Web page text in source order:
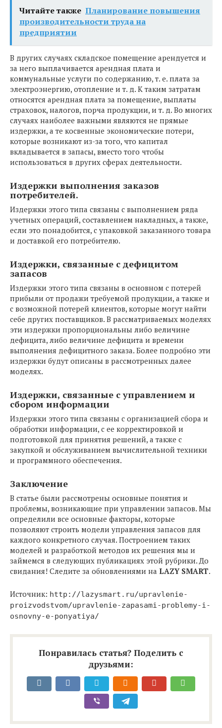
Читайте также Планирование повышения
производительности труда на
предприятии
В других случаях складское помещение арендуется и
за него выплачивается арендная плата и
коммунальные услуги по содержанию, т. е. плата за
электроэнергию, отопление и т. д. К таким затратам
относятся арендная плата за помещение, выплаты
страховок, налогов, порча продукции, и т. д. Во многих
случаях наиболее важными являются не прямые
издержки, а те косвенные экономические потери,
которые возникают из-за того, что капитал
вкладывается в запасы, вместо того чтобы
использоваться в других сферах деятельности.
Издержки выполнения заказов
потребителей.
Издержки этого типа связаны с выполнением ряда
учетных операций, составлением накладных, а также,
если это понадобится, с упаковкой заказанного товара
и доставкой его потребителю.
Издержки, связанные с дефицитом
запасов
Издержки этого типа связаны в основном с потерей
прибыли от продажи требуемой продукции, а также и
с возможной потерей клиентов, которые могут найти
себе других поставщиков. В рассматриваемых моделях
эти издержки пропорциональны либо величине
дефицита, либо величине дефицита и времени
выполнения дефицитного заказа. Более подробно эти
издержки будут описаны в рассмотренных далее
моделях.
Издержки, связанные с управлением и
сбором информации
Издержки этого типа связаны с организацией сбора и
обработки информации, с ее корректировкой и
подготовкой для принятия решений, а также с
закупкой и обслуживанием вычислительной техники
и программного обеспечения.
Заключение
В статье были рассмотрены основные понятия и
проблемы, возникающие при управлении запасов. Мы
определили все основные факторы, которые
позволяют строить модели управления запасов для
каждого конкретного случая. Построением таких
моделей и разработкой методов их решения мы и
займемся в следующих публикациях этой рубрики. До
свидания! Следите за обновлениями на LAZY SMART.
Источник: http://lazysmart.ru/upravlenie-
proizvodstvom/upravlenie-zapasami-problemy-i-
osnovny-e-ponyatiya/
Понравилась статья? Поделить с
друзьями: